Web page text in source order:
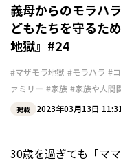
義母からのモラハ
どもたちを守るた
地獄』#24
#マザモラ地獄 #モラハラ #
ァミリー #家族 #家族や人間
掲載 2023年03月13日
30歳を過ぎても「マ